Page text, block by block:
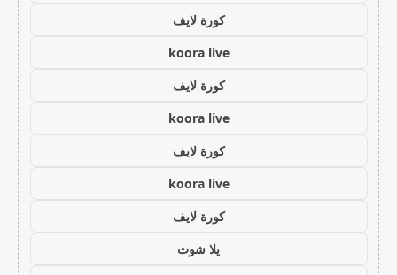
كورة لايف
koora live
كورة لايف
koora live
كورة لايف
koora live
كورة لايف
يلا شوت